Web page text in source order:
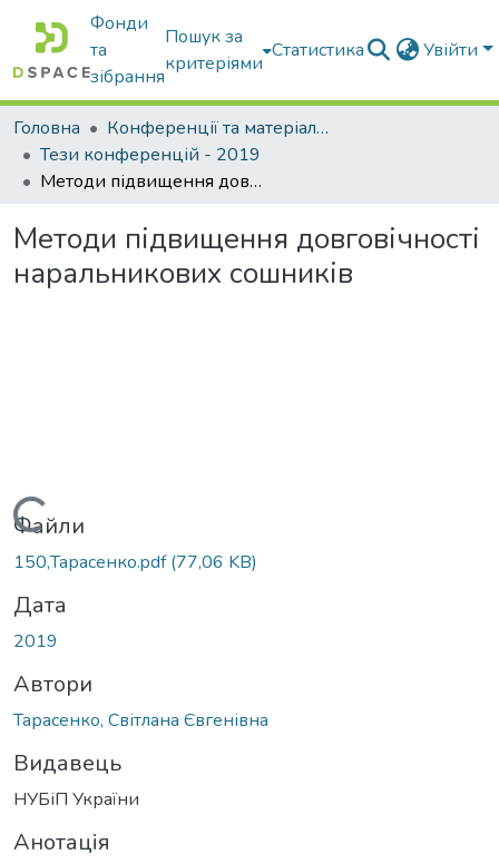
Фонди
та
зібрання
Пошук за
критеріями
Статистика Увійти
Головна
Конференції та матеріали конференцій
Тези конференцій - 2019
Методи підвищення довговічності наральникових сошників
Методи підвищення довговічності
наральникових сошників
Вантажиться...
Файли
150,Тарасенко.pdf(77,06 KB)
Дата
2019
Автори
Тарасенко, Світлана Євгенівна
Видавець
НУБіП України
Анотація